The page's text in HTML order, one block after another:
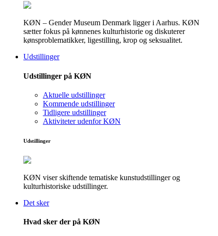
KØN – Gender Museum Denmark ligger i Aarhus. KØN
sætter fokus på kønnenes kulturhistorie og diskuterer
kønsproblematikker, ligestilling, krop og seksualitet.
Udstillinger
Udstillinger på KØN
Aktuelle udstillinger
Kommende udstillinger
Tidligere udstillinger
Aktiviteter udenfor KØN
Udstillinger
KØN viser skiftende tematiske kunstudstillinger og
kulturhistoriske udstillinger.
Det sker
Hvad sker der på KØN